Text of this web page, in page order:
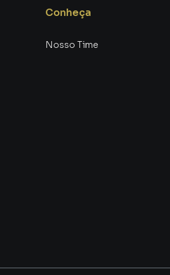
com um time de programadores,
atender proprietários e inquilinos.
Conheça
Nosso Time